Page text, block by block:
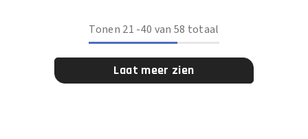
Tonen 21 -40 van 58 totaal
Laat meer zien